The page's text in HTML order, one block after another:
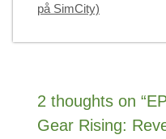
på SimCity)
2 thoughts on
Gear Rising: